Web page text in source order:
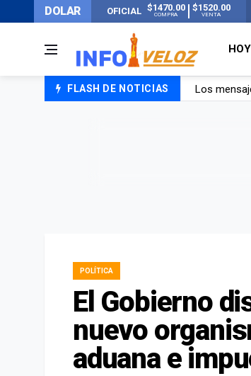
DOLAR OFICIAL $1470.00
COMPRA
$1520.00
VENTA
FLASH DE NOTICIAS
Murió
POLÍTICA
El Gobierno
nuevo
aduana e